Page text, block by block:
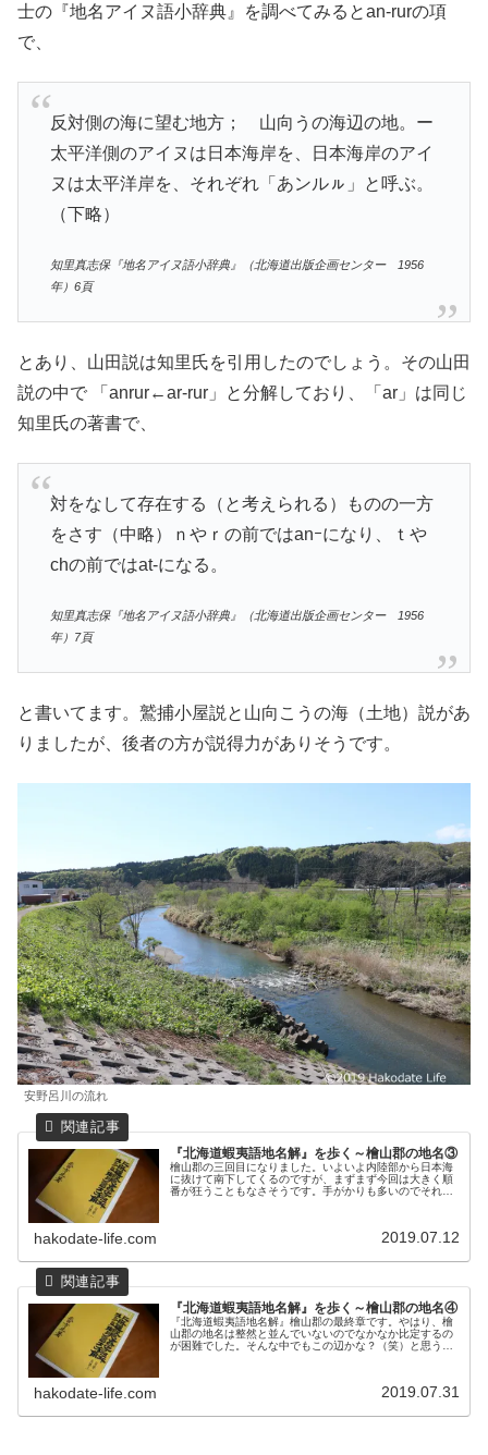
士の『地名アイヌ語小辞典』を調べてみるとan-rurの項
で、
反対側の海に望む地方； 山向うの海辺の地。ー
太平洋側のアイヌは日本海岸を、日本海岸のアイ
ヌは太平洋岸を、それぞれ「あンルㇽ」と呼ぶ。
（下略）
知里真志保『地名アイヌ語小辞典』（北海道出版企画センター 1956
年）6頁
とあり、山田説は知里氏を引用したのでしょう。その山田
説の中で 「anrur←ar-rur」と分解しており、「ar」は同じ
知里氏の著書で、
対をなして存在する（と考えられる）ものの一方
をさす（中略）ｎやｒの前ではanｰになり、ｔや
chの前ではat-になる。
知里真志保『地名アイヌ語小辞典』（北海道出版企画センター 1956
年）7頁
と書いてます。鷲捕小屋説と山向こうの海（土地）説があ
りましたが、後者の方が説得力がありそうです。
安野呂川の流れ
『北海道蝦夷語地名解』を歩く～檜山郡の地名③
檜山郡の三回目になりました。いよいよ内陸部から日本海
に抜けて南下してくるのですが、まずまず今回は大きく順
番が狂うこともなさそうです。手がかりも多いのでそれだ
hakodate-life.com 2019.07.12
『北海道蝦夷語地名解』を歩く～檜山郡の地名④
『北海道蝦夷語地名解』檜山郡の最終章です。やはり、檜
山郡の地名は整然と並んでいないのでなかなか比定するの
が困難でした。そんな中でもこの辺かな？（笑）と思うと
hakodate-life.com 2019.07.31